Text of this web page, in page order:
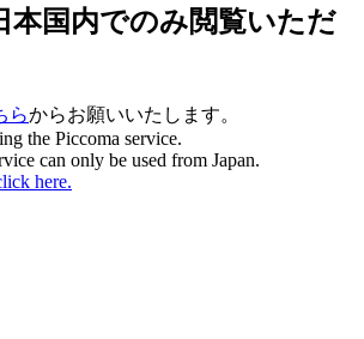
本国内でのみ閲覧いただ
らからお願いいたします。
the Piccoma service.
can only be used from Japan.
here.